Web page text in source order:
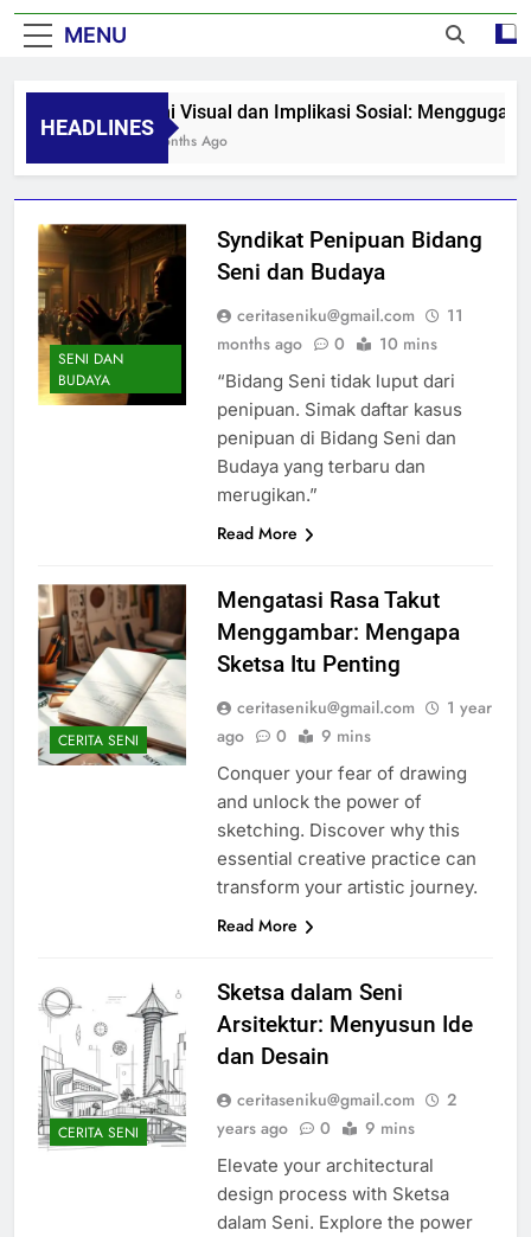
MENU
HEADLINES
Seni Visual dan Implikasi Sosial: Menggugah
8 Months Ago
SENI DAN
BUDAYA
Syndikat Penipuan Bidang
Seni dan Budaya
ceritaseniku@gmail.com
11
months ago
0 10 mins
“Bidang Seni tidak luput dari
penipuan. Simak daftar kasus
penipuan di Bidang Seni dan
Budaya yang terbaru dan
merugikan.”
Read More
CERITA SENI
Mengatasi Rasa Takut
Menggambar: Mengapa
Sketsa Itu Penting
ceritaseniku@gmail.com
1 year
ago
0 9 mins
Conquer your fear of drawing
and unlock the power of
sketching. Discover why this
essential creative practice can
transform your artistic journey.
Read More
CERITA SENI
Sketsa dalam Seni
Arsitektur: Menyusun Ide
dan Desain
ceritaseniku@gmail.com
2
years ago
0 9 mins
Elevate your architectural
design process with Sketsa
dalam Seni. Explore the power